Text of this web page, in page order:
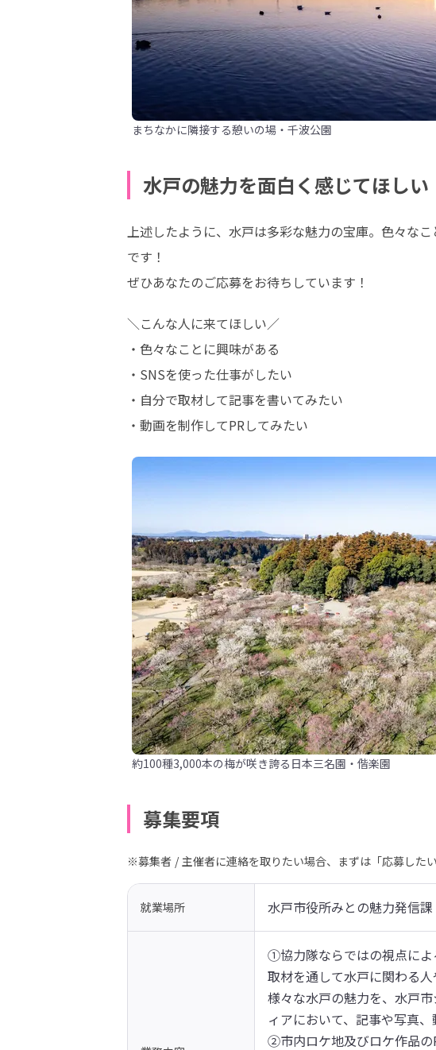
まちなかに隣接する憩いの場・千波公園
水戸の魅力を面白く感じてほしい
上述したように、水戸は多彩な魅力の宝庫。色々な
です！
ぜひあなたのご応募をお待ちしています！
＼こんな人に来てほしい／
・色々なことに興味がある
・SNSを使った仕事がしたい
・自分で取材して記事を書いてみたい
・動画を制作してPRしてみたい
約100種3,000本の梅が咲き誇る日本三名園・偕楽園
募集要項
※募集者 / 主催者に連絡を取りたい場合、まずは「応募した
就業場所 水戸市役所みとの魅力発信課
①協力隊ならではの視点に
取材を通して水戸に関わる
様々な水戸の魅力を、水戸
ィアにおいて、記事や写真
②市内ロケ地及びロケ作品の